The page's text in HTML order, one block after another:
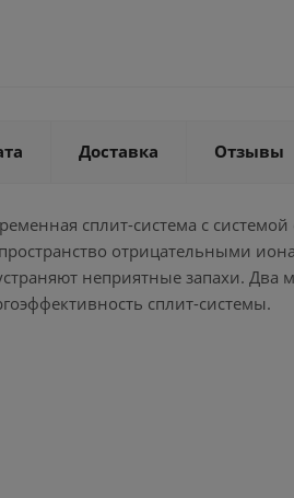
Доставка Отзывы
сплит-система с
отрицательными
неприятные запахи. Два
сплит-системы.